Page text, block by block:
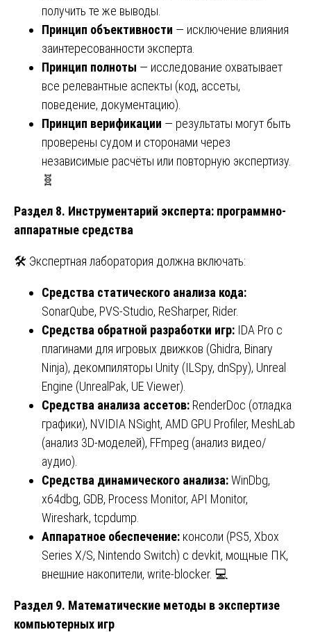
получить те же выводы.
Принцип объективности — исключение влияния
заинтересованности эксперта.
Принцип полноты — исследование охватывает
все релевантные аспекты (код, ассеты,
поведение, документацию).
Принцип верификации — результаты могут быть
проверены судом и сторонами через
независимые расчёты или повторную экспертизу.
🧬
Раздел 8. Инструментарий эксперта: программно-
аппаратные средства
🛠️ Экспертная лаборатория должна включать:
Средства статического анализа кода:
SonarQube, PVS-Studio, ReSharper, Rider.
Средства обратной разработки игр: IDA Pro с
плагинами для игровых движков (Ghidra, Binary
Ninja), декомпиляторы Unity (ILSpy, dnSpy), Unreal
Engine (UnrealPak, UE Viewer).
Средства анализа ассетов: RenderDoc (отладка
графики), NVIDIA NSight, AMD GPU Profiler, MeshLab
(анализ 3D-моделей), FFmpeg (анализ видео/
аудио).
Средства динамического анализа:WinDbg,
x64dbg, GDB, Process Monitor, API Monitor,
Wireshark, tcpdump.
Аппаратное обеспечение: консоли (PS5, Xbox
Series X/S, Nintendo Switch) с devkit, мощные ПК,
внешние накопители, write-blocker. 💻
Раздел 9. Математические методы в экспертизе
компьютерных игр